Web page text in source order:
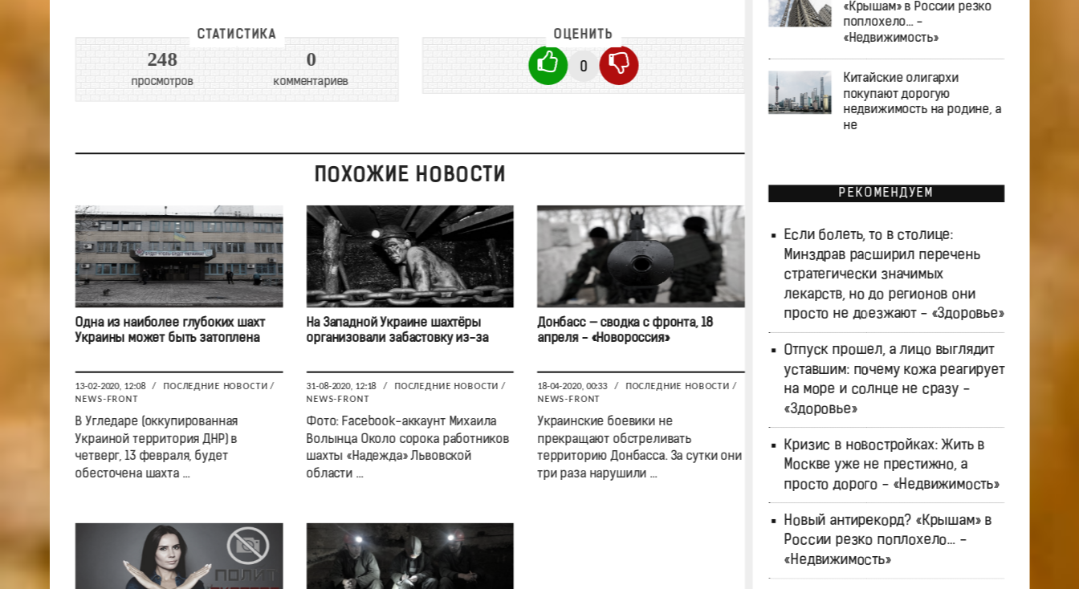
СТАТИСТИКА
248
просмотров
0
комментариев
ОЦЕНИТЬ
0
ПОХОЖИЕ НОВОСТИ
Одна из наиболее глубоких шахт
Украины может быть затоплена
13-02-2020, 12:08 / ПОСЛЕДНИЕ НОВОСТИ /
NEWS-FRONT
В Угледаре (оккупированная
Украиной территория ДНР) в
четверг, 13 февраля, будет
обесточена шахта ...
На Западной Украине шахтёры
организовали забастовку из-за
31-08-2020, 12:18 / ПОСЛЕДНИЕ НОВОСТИ /
NEWS-FRONT
Фото: Facebook-аккаунт Михаила
Волынца Около сорока работников
шахты «Надежда» Львовской
области ...
Донбасс — сводка с фронта, 18
апреля - «Новороссия»
18-04-2020, 00:33 / ПОСЛЕДНИЕ НОВОСТИ /
NEWS-FRONT
Украинские боевики не
прекращают обстреливать
территорию Донбасса. За сутки они
три раза нарушили ...
«Крышам» в России резко
поплохело… -
«Недвижимость»
Китайские олигархи
покупают дорогую
недвижимость на родине, а
не
РЕКОМЕНДУЕМ
Если болеть, то в столице:
Минздрав расширил перечень
стратегически значимых
лекарств, но до регионов они
просто не доезжают - «Здоровье»
Отпуск прошел, а лицо выглядит
уставшим: почему кожа реагирует
на море и солнце не сразу -
«Здоровье»
Кризис в новостройках: Жить в
Москве уже не престижно, а
просто дорого - «Недвижимость»
Новый антирекорд? «Крышам» в
России резко поплохело… -
«Недвижимость»